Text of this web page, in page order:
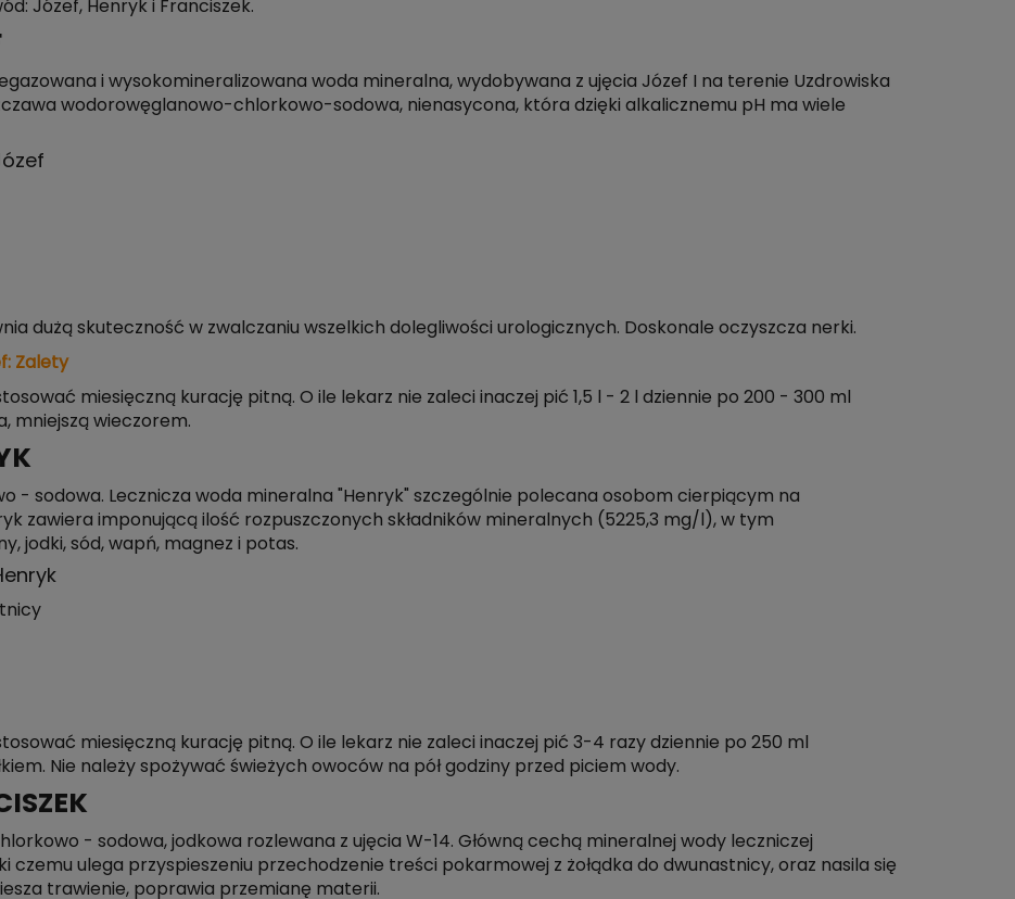
Józef, Henryk i Franciszek.
i wysokomineralizowana woda mineralna, wydobywana z ujęcia Józef I na terenie Uzdrowiska
wodorowęglanowo-chlorkowo-sodowa, nienasycona, która dzięki alkalicznemu pH ma wiele
dużą skuteczność w zwalczaniu wszelkich dolegliwości urologicznych. Doskonale oczyszcza nerki.
Zalety
miesięczną kurację pitną. O ile lekarz nie zaleci inaczej pić 1,5 l - 2 l dziennie po 200 - 300 ml
mniejszą wieczorem.
- sodowa. Lecznicza woda mineralna "Henryk" szczególnie polecana osobom cierpiącym na
zawiera imponującą ilość rozpuszczonych składników mineralnych (5225,3 mg/l), w tym
jodki, sód, wapń, magnez i potas.
miesięczną kurację pitną. O ile lekarz nie zaleci inaczej pić 3-4 razy dziennie po 250 ml
Nie należy spożywać świeżych owoców na pół godziny przed piciem wody.
- sodowa, jodkowa rozlewana z ujęcia W-14. Główną cechą mineralnej wody leczniczej
czemu ulega przyspieszeniu przechodzenie treści pokarmowej z żołądka do dwunastnicy, oraz nasila się
trawienie, poprawia przemianę materii.